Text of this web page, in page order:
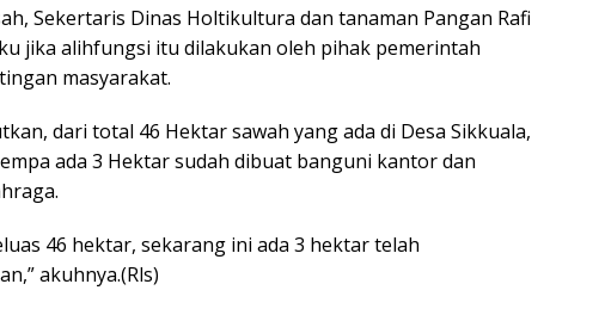
Sekertaris Dinas Holtikultura dan tanaman Pangan Rafi
jika alihfungsi itu dilakukan oleh pihak pemerintah
masyarakat.
dari total 46 Hektar sawah yang ada di Desa Sikkuala,
ada 3 Hektar sudah dibuat banguni kantor dan
46 hektar, sekarang ini ada 3 hektar telah
akuhnya.(Rls)